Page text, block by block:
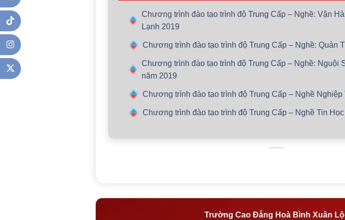
Chương trình đào tạo trình độ Trung Cấp – Nghề: Vận
Lạnh 2019
Chương trình đào tạo trình độ Trung Cấp – Nghề: Quản
Chương trình đào tạo trình độ Trung Cấp – Nghề: Nguội
năm 2019
Chương trình đào tạo trình độ Trung Cấp – Nghề
Chương trình đào tạo trình độ Trung Cấp – Nghề Tin
Trường Cao Đẳng Hoà Bình Xuân